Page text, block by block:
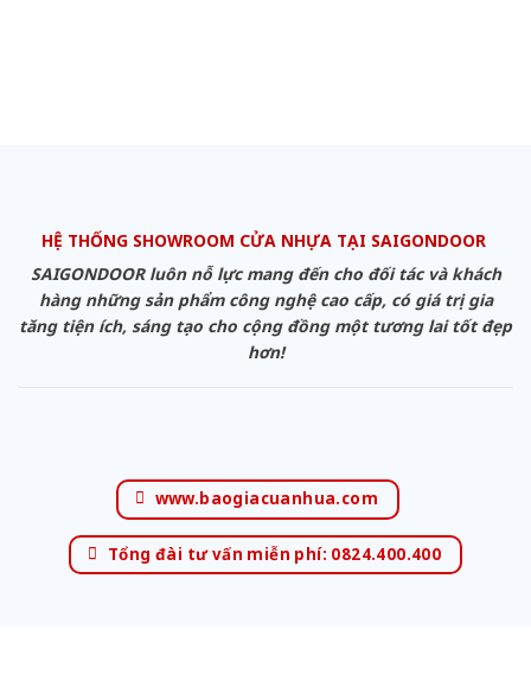
HỆ THỐNG SHOWROOM CỬA NHỰA TẠI SAIGONDOOR
SAIGONDOOR luôn nỗ lực mang đến cho đối tác và khách
hàng những sản phẩm công nghệ cao cấp, có giá trị gia
tăng tiện ích, sáng tạo cho cộng đồng một tương lai tốt đẹp
hơn!
www.baogiacuanhua.com
Tổng đài tư vấn miễn phí: 0824.400.400